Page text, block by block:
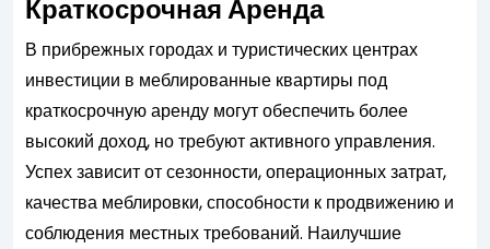
Краткосрочная Аренда
В прибрежных городах и туристических центрах
инвестиции в меблированные квартиры под
краткосрочную аренду могут обеспечить более
высокий доход, но требуют активного управления.
Успех зависит от сезонности, операционных затрат,
качества меблировки, способности к продвижению и
соблюдения местных требований. Наилучшие